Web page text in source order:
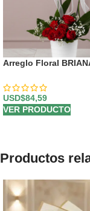
Arreglo Floral
Enamorar 🌹
USD$84,59
VER PRODUCTO
Productos